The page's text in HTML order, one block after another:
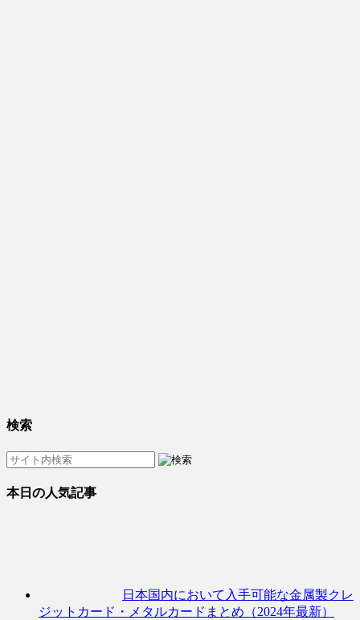
検索
本日の人気記事
日本国内において入手可能な金属製クレ
ジットカード・メタルカードまとめ（2024年最新）